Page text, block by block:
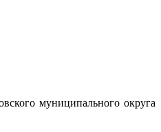
муниципального округа